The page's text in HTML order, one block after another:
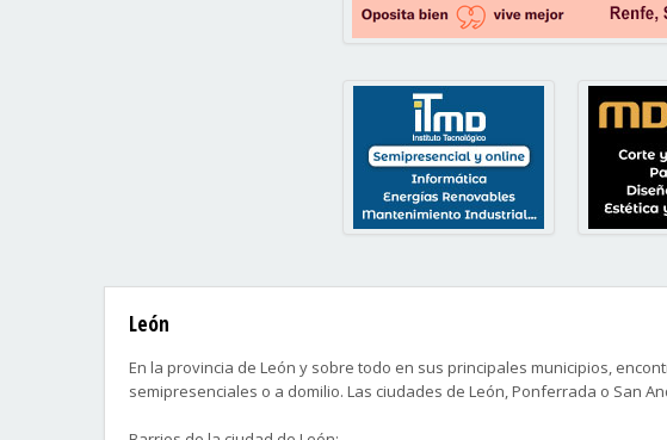
León
En la provincia de León y sobre todo en sus principales municipios,
semipresenciales o a domilio. Las ciudades de León, Ponferrada o San